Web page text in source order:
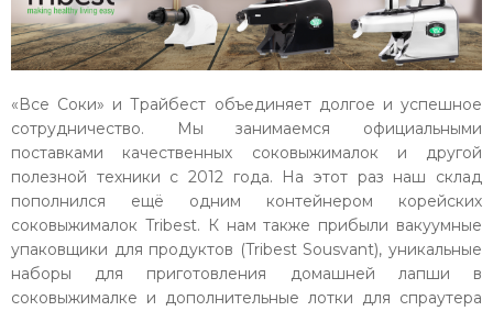
«Все Соки» и Трайбест объединяет долгое и успешное
сотрудничество. Мы занимаемся официальными
поставками качественных соковыжималок и другой
полезной техники с 2012 года. На этот раз наш склад
пополнился ещё одним контейнером корейских
соковыжималок Tribest. К нам также прибыли вакуумные
упаковщики для продуктов (Tribest Sousvant), уникальные
наборы для приготовления домашней лапши в
соковыжималке и дополнительные лотки для спраутера